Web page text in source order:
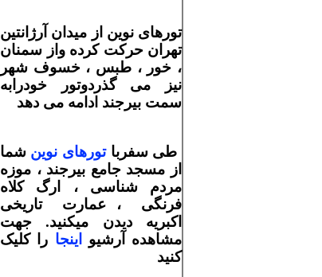
تورهای نوین از میدان آرژانتین
تهران حرکت کرده واز سمنان
، خور ، طبس ، خسوف شهر
نیز می گذردوتور خودرابه
سمت بیرجند ادامه می دهد
طی سفرباتورهای نوین شما
از مسجد جامع بیرجند ، موزه
مردم شناسی ، ارگ کلاه
فرنگی ، عمارت تاریخی
اکبریه دیدن میکنید. جهت
مشاهده
آرشیو اینجا را کلیک
کنید